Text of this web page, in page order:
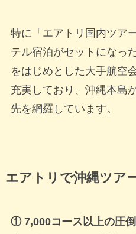
特に「エアトリ国内ツア
テル宿泊がセットになっ
をはじめとした大手航空
充実しており、沖縄本島
先を網羅しています。
エアトリで沖縄ツア
① 7,000コース以上の圧